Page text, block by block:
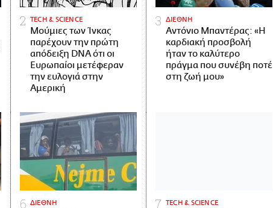
ΤECH & SCIENCE
Μούμιες των Ίνκας
παρέχουν την πρώτη
απόδειξη DNA ότι οι
Ευρωπαίοι μετέφεραν
την ευλογιά στην
Αμερική
ΔΙΕΘΝΗ
Αντόνιο Μπαντέρας: «Η
καρδιακή προσβολή
ήταν το καλύτερο
πράγμα που συνέβη ποτέ
στη ζωή μου»
ΔΙΕΘΝΗ ΤECH & SCIENCE